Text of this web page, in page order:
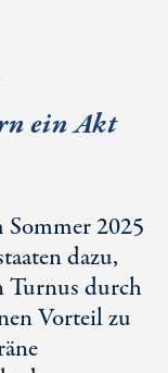
ein Akt
2025
dazu,
Turnus durch
Vorteil zu